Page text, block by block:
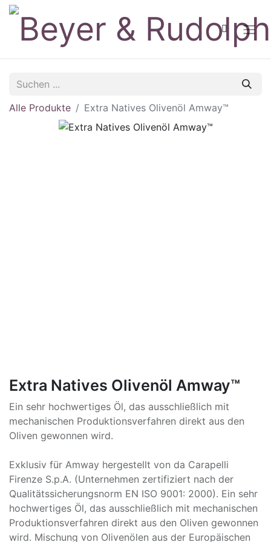
Alle Produkte Extra Natives Olivenöl Amway™
Extra Natives Olivenöl Amway™
Ein sehr hochwertiges Öl, das ausschließlich mit
mechanischen Produktionsverfahren direkt aus den
Oliven gewonnen wird.
Exklusiv für Amway hergestellt von da Carapelli
Firenze S.p.A. (Unternehmen zertifiziert nach der
Qualitätssicherungsnorm EN ISO 9001: 2000). Ein sehr
hochwertiges Öl, das ausschließlich mit mechanischen
Produktionsverfahren direkt aus den Oliven gewonnen
wird. Mischung von Olivenölen aus der Europäischen